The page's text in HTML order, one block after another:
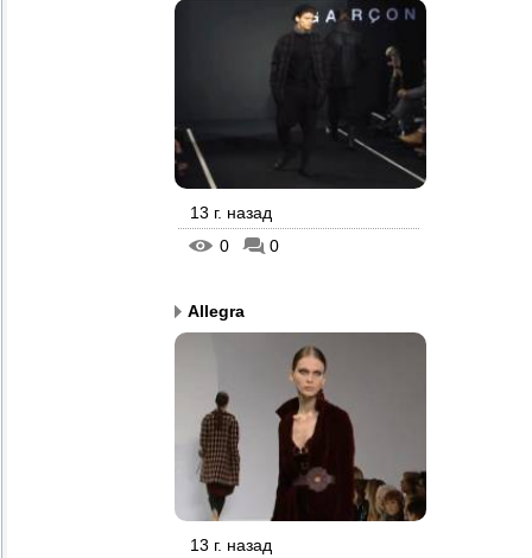
13 г. назад
0
0
Allegra
13 г. назад